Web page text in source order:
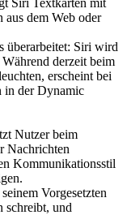
aus dem Web oder
überarbeitet: Siri wird
derzeit beim
erscheint bei
in der Dynamic
Nutzer beim
Nachrichten
Kommunikationsstil
Vorgesetzten
schreibt, und